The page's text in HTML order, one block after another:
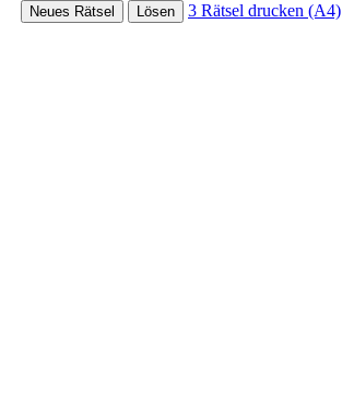
3 Rätsel drucken (A4)